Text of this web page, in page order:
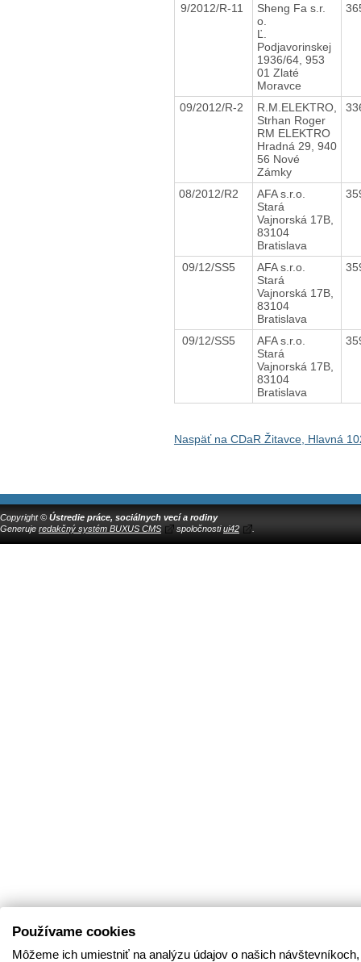
9/2012/R-11
Sheng Fa s.r.
o.
Ľ.
Podjavorinskej
1936/64, 953
01 Zlaté
Moravce
09/2012/R-2
R.M.ELEKTRO,
Strhan Roger
RM ELEKTRO
Hradná 29, 940
56 Nové
Zámky
08/2012/R2
AFA s.r.o.
Stará
Vajnorská 17B,
83104
Bratislava
09/12/SS5
AFA s.r.o.
Stará
Vajnorská 17B,
83104
Bratislava
09/12/SS5
AFA s.r.o.
Stará
Vajnorská 17B,
83104
Bratislava
Naspäť na CDaR Žitavce, Hlavná
Copyright © Ústredie práce, sociálnych vecí a rodiny
Generuje redakčný systém BUXUS CMS spoločnostiui42
Používame cookies
Môžeme ich umiestniť na analýzu údajov o našich